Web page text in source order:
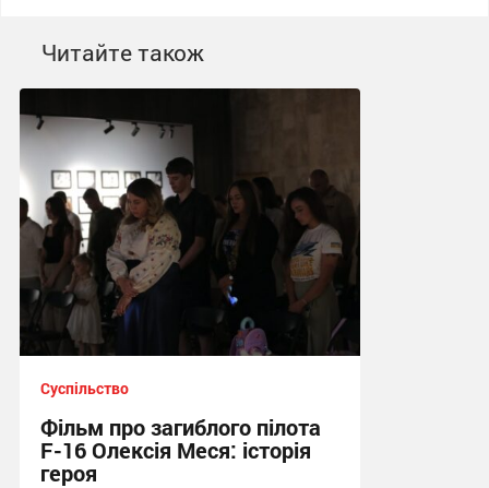
Читайте також
Суспільство
Фільм про загиблого пілота
F-16 Олексія Меся: історія
героя